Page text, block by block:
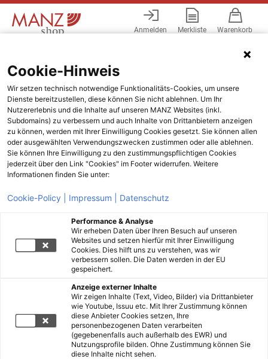
Anmelden Merkliste Warenkorb
Cookie-Hinweis
Wir setzen technisch notwendige Funktionalitäts-Cookies, um unsere
Dienste bereitzustellen, diese können Sie nicht ablehnen. Um Ihr
Nutzererlebnis und die Inhalte auf unseren MANZ Websites (inkl.
Subdomains) zu verbessern und auch Inhalte von Drittanbietern anzeigen
zu können, werden mit Ihrer Einwilligung Cookies gesetzt. Sie können allen
oder ausgewählten Verwendungszwecken zustimmen oder alle ablehnen.
Sie können Ihre Einwilligung zu den zustimmungspflichtigen Cookies
jederzeit über den Link "Cookies" im Footer widerrufen. Weitere
Informationen finden Sie unter:
Cookie-Policy | Impressum | Datenschutz
Performance & Analyse
Wir erheben Daten über Ihren Besuch auf unseren
Websites und setzen hierfür mit Ihrer Einwilligung
Cookies. Dies hilft uns zu verstehen, was wir
verbessern sollen. Die Daten werden in der EU
gespeichert.
Anzeige externer Inhalte
Wir zeigen Inhalte (Text, Video, Bilder) via Drittanbieter
wie Youtube, Issuu etc. Mit Ihrer Zustimmung können
diese Anbieter Cookies setzen, Ihre
personenbezogenen Daten verarbeiten
(gegebenenfalls auch außerhalb des EWR) und
Nutzungsprofile bilden. Ohne Zustimmung können Sie
diese Inhalte nicht sehen.